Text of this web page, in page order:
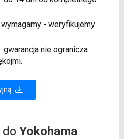
wymagamy - weryfikujemy
: gwarancja nie ogranicza
do Yokohama